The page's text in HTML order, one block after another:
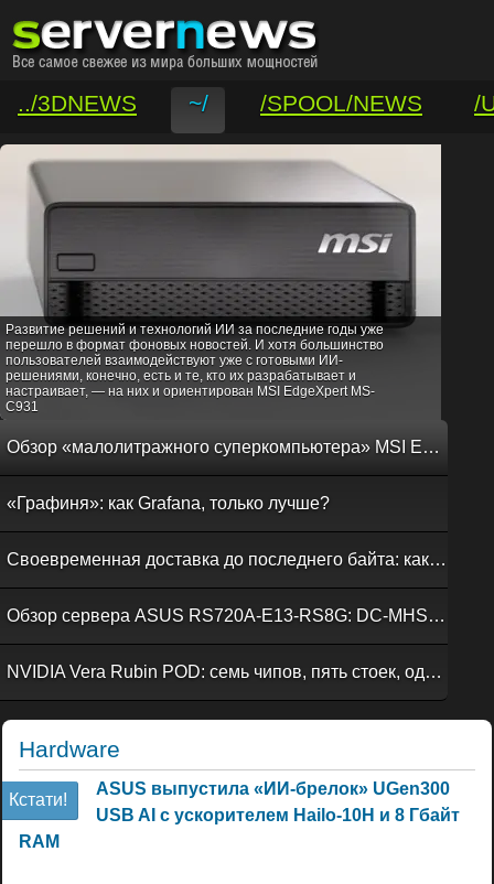
../3DNEWS ~/ /SPOOL/NEWS
/
/VAR/CONTACT
Развитие решений и технологий ИИ за последние годы уже
перешло в формат фоновых новостей. И хотя большинство
пользователей взаимодействуют уже с готовыми ИИ-
решениями, конечно, есть и те, кто их разрабатывает и
настраивает, — на них и ориентирован MSI EdgeXpert MS-
C931
Обзор «малолитражного суперкомпьютера» MSI EdgeXpert MS-C931
«Графиня»: как Grafana, только лучше?
Своевременная доставка до последнего байта: как российская сеть Curator CDN совмещает скорость, безопасность и гибкость управления
Обзор сервера ASUS RS720A-E13-RS8G: DC-MHS во всей красе
NVIDIA Vera Rubin POD: семь чипов, пять стоек, один ИИ-суперкомпьютер
Hardware
Кстати!
ASUS выпустила «ИИ-брелок» UGen300
USB AI с ускорителем Hailo-10H и 8 Гбайт
RAM